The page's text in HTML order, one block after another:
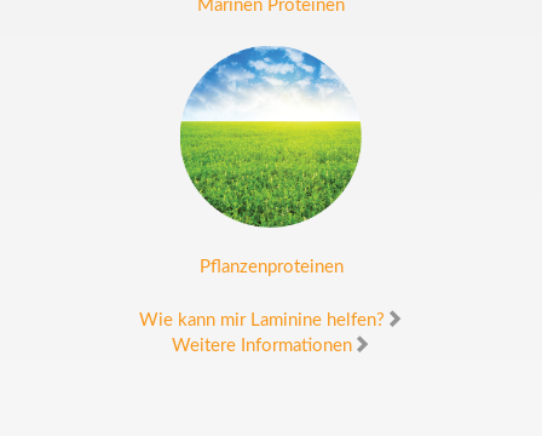
Marinen Proteinen
Pflanzenproteinen
Wie kann mir Laminine helfen?
Weitere Informationen